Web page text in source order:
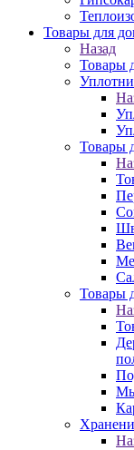
Товары для
Назад
Товары
Товары
Товары